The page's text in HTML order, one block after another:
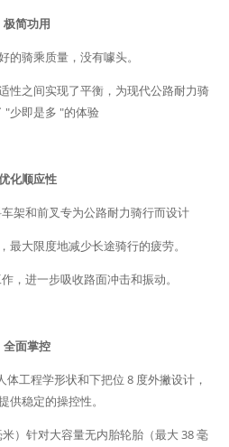
极简功用
的骑乘质量，没有噱头。
性之间实现了平衡，为现代公路耐力骑
"少即是多 "的体验
化顺应性
架和前叉专为公路耐力骑行而设计
最大限度地减少长途骑行的疲劳。
，进一步吸收路面冲击和振动。
全面掌控
体工程学形状和下把位 8 度外撇设计，
供稳定的操控性。
）针对大容量无内胎轮胎（最大 38 毫